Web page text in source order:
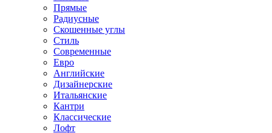
Прямые
Радиусные
Скошенные углы
Стиль
Современные
Евро
Английские
Дизайнерские
Итальянские
Кантри
Классические
Лофт